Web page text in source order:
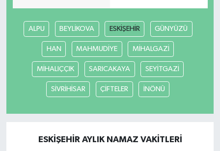
ALPU BEYLİKOVA ESKİŞEHİR GÜNYÜZÜ
HAN MAHMUDİYE MİHALGAZİ
MİHALIÇÇIK SARICAKAYA SEYİTGAZİ
SİVRİHİSAR ÇİFTELER İNÖNÜ
ESKİŞEHİR AYLIK NAMAZ VAKITLERI